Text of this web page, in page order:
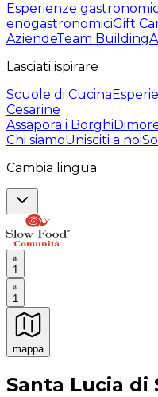
Esperienze
enogastronomiciGift
AziendeTeam Building
Lasciati ispirare
Scuole di Cucina
Cesarine
Assapora i Borghi
Chi siamoUnisciti a noi
Cambia lingua
1
1
mappa
Esperienze culinarie
Santa Lucia di